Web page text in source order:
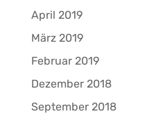
April 2019
März 2019
Februar 2019
Dezember 2018
September 2018